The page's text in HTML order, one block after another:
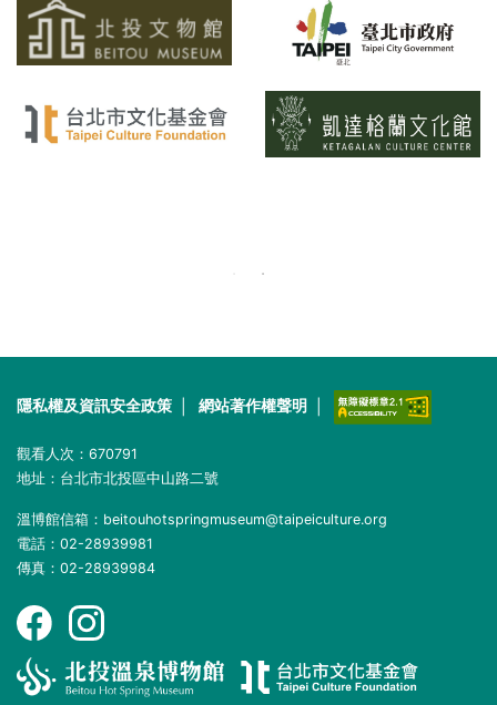
隱私權及資訊安全政策 網站著作權聲明
觀看人次： 670791
地址：台北市北投區中山路二號
溫博館信箱：beitouhotspringmuseum@taipeiculture.org
電話：02-28939981
傳真：02-28939984